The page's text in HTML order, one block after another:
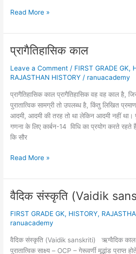
कक्षा
राजस्थान
इतिहास
एवं
संस्कृति
10
online
test
02)
Read More »
प्रागैतिहासिक काल
Leave a Comment / FIRST GRADE GK,
RAJASTHAN HISTORY / ranuacademy
प्रागैतिहासिक काल प्रागैतिहासिक वह वह काल है,
पुरातात्विक सामग्री तो उपलब्ध है, किंतु लिखित
आदमी, आदमी की तरह तो था लेकिन आदमी नहीं था।
गणना के लिए कार्बन-14 विधि का प्रयोग करते रहते
कि सौर
प्रागैतिहासिक
Read More »
वैदिक संस्कृति (Vaidik
FIRST GRADE GK, HISTORY,
ranuacademy
वैदिक संस्कृति (Vaidik sanskriti) ऋग्वैदिक
पुरातात्विक साक्ष्य – OCP – गेरूवर्णी मृद्भांड